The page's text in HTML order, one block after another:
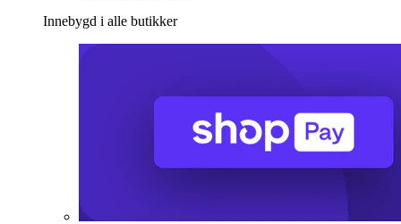
Innebygd i alle butikker